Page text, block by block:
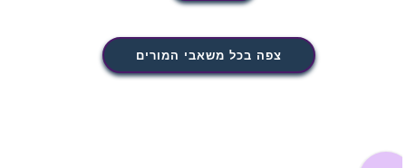
צפה בכל משאבי המורים